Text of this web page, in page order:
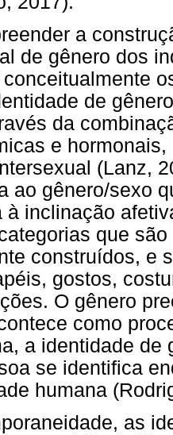
a
de gênero dos
de
da
e
(Lanz,
ao gênero/sexo
à inclinação
que
construídos, e
gostos,
O gênero
como
a identidade de
se identifica
humana
as